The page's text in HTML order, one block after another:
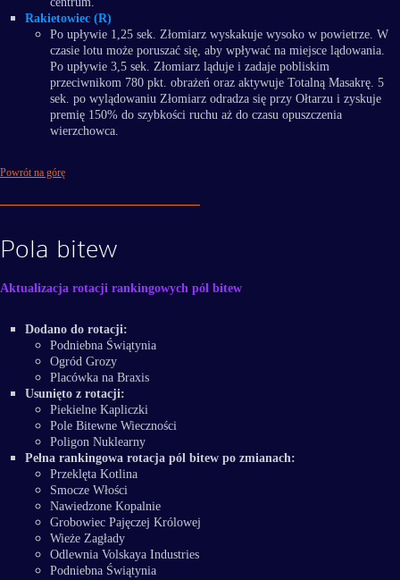
Rakietowiec (R)
Po upływie 1,25 sek. Złomiarz wyskakuje wysoko w powietrze. W
czasie lotu może poruszać się, aby wpływać na miejsce lądowania.
Po upływie 3,5 sek. Złomiarz ląduje i zadaje pobliskim
przeciwnikom 780 pkt. obrażeń oraz aktywuje Totalną Masakrę. 5
sek. po wylądowaniu Złomiarz odradza się przy Ołtarzu i zyskuje
premię 150% do szybkości ruchu aż do czasu opuszczenia
wierzchowca.
Powrót na górę
Pola bitew
Aktualizacja rotacji rankingowych pól bitew
Dodano do rotacji:
Podniebna Świątynia
Ogród Grozy
Placówka na Braxis
Usunięto z rotacji:
Piekielne Kapliczki
Pole Bitewne Wieczności
Poligon Nuklearny
Pełna rankingowa rotacja pól bitew po zmianach:
Przeklęta Kotlina
Smocze Włości
Nawiedzone Kopalnie
Grobowiec Pajęczej Królowej
Wieże Zagłady
Odlewnia Volskaya Industries
Podniebna Świątynia